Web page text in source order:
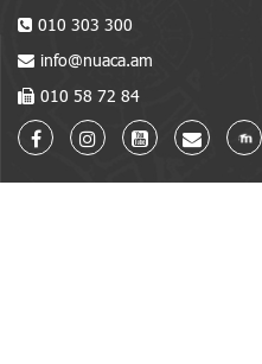
010 303 300
info@nuaca.am
010 58 72 84